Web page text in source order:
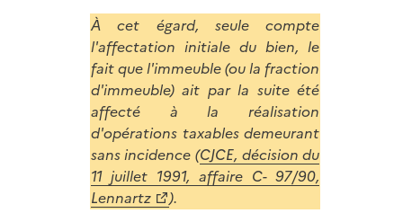
À cet égard, seule compte
l'affectation initiale du bien, le
fait que l'immeuble (ou la fraction
d'immeuble) ait par la suite été
affecté à la réalisation
d'opérations taxables demeurant
sans incidence (CJCE, décision du
11 juillet 1991, affaire C- 97/90,
Lennartz
).